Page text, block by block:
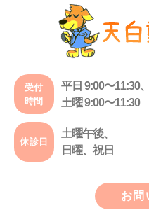
受付
時間
平日 9:00〜11:30
土曜 9:00〜11:30
休診日
土曜午後、
日曜、祝日
お問